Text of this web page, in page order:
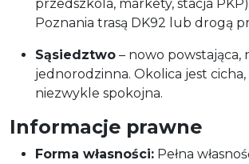
przedszkola, markety, stacja
Poznania trasą DK92 lub drogą
Sąsiedztwo – nowo powstająca,
jednorodzinna. Okolica jest
niezwykle spokojna.
Informacje prawne
Forma własności: Pełna